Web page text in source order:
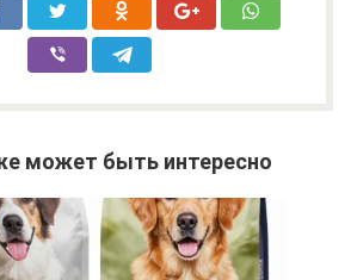
может быть интересно